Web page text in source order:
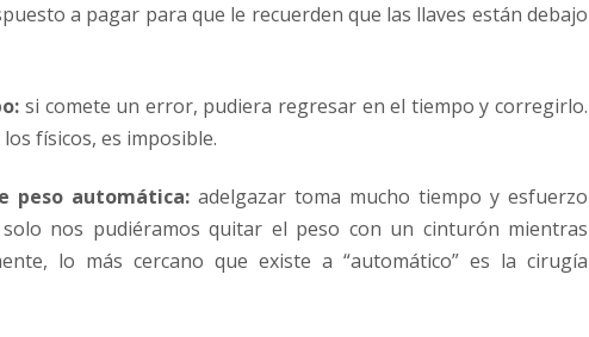
a pagar para que le recuerden que las llaves están debajo
si comete un error, pudiera regresar en el tiempo y corregirlo.
físicos, es imposible.
peso automática: adelgazar toma mucho tiempo y esfuerzo
solo nos pudiéramos quitar el peso con un cinturón mientras
lo más cercano que existe a “automático” es la cirugía